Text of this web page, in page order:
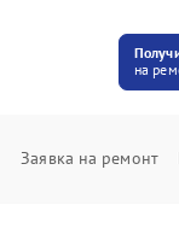
на
Заявка на ремонт